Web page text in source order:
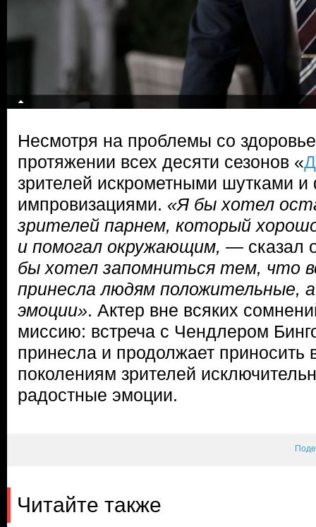
Несмотря на проблемы со
протяжении всех десяти сезонов «
зрителей искрометными шутками и
импровизациями. «Я бы хотел
зрителей парнем, который
и помогал окружающим, — сказал
бы хотел запомниться тем, что
принесла людям положительные,
эмоции». Актер вне всяких
миссию: встреча с Чендлером
принесла и продолжает
поколениям зрителей
радостные эмоции.
Читайте также